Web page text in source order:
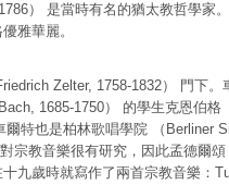
） 是當時有名的猶太教哲學家。
雅華麗。
Zelter, 1758-1832） 門下。
1685-1750） 的學生克恩伯格
爾特也是柏林歌唱學院 （Berliner Si
宗教音樂很有研究，因此孟德爾頌
九歲時就寫作了兩首宗教音樂：